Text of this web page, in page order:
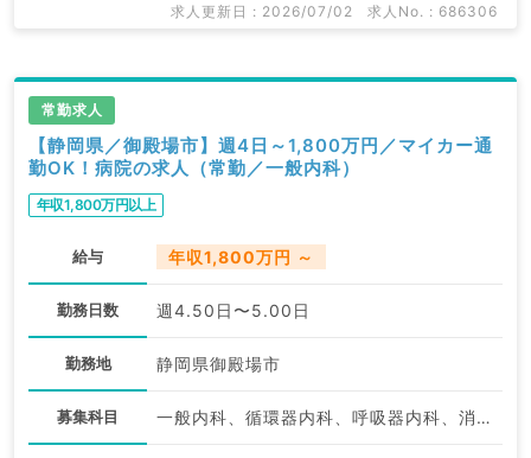
求人更新日 : 2026/07/02 求人No. : 686306
常勤求人
【静岡県／御殿場市】週4日～1,800万円／マイカー通
勤OK！病院の求人（常勤／一般内科）
年収1,800万円以上
給与 年収1,800万円 ～
勤務日数 週4.50日〜5.00日
勤務地 静岡県御殿場市
募集科目 一般内科、循環器内科、呼吸器内科、消化器内科、内分泌・代謝内科